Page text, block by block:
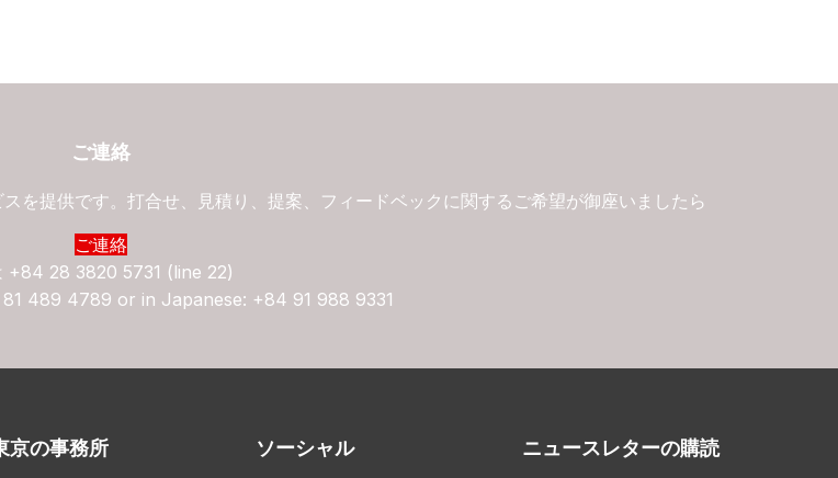
ご連絡
を提供です。打合せ、見積り、提案、フィードベックに関するご希望が御座いましたら
ご連絡
+84 28 3820 5731 (line 22)
489 4789 or in Japanese: +84 91 988 9331
京の事務所 ソーシャル ニュースレターの購読